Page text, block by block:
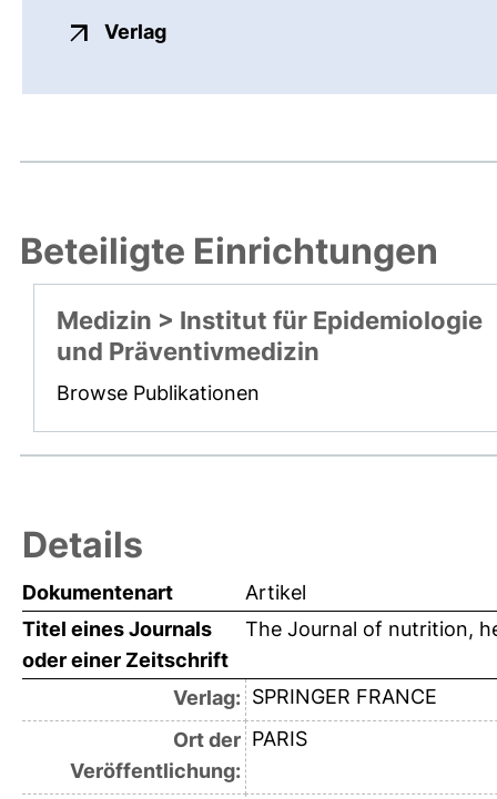
Verlagexterner Link, öffnet neues
Beteiligte Einrichtungen
Medizin > Institut für Epidemiologie
und Präventivmedizin
Browse Publikationen
Details
Dokumentenart
Artikel
Titel eines Journals
oder einer Zeitschrift
The Journal of nutrition,
Verlag: SPRINGER FRANCE
Ort der
Veröffentlichung:
PARIS